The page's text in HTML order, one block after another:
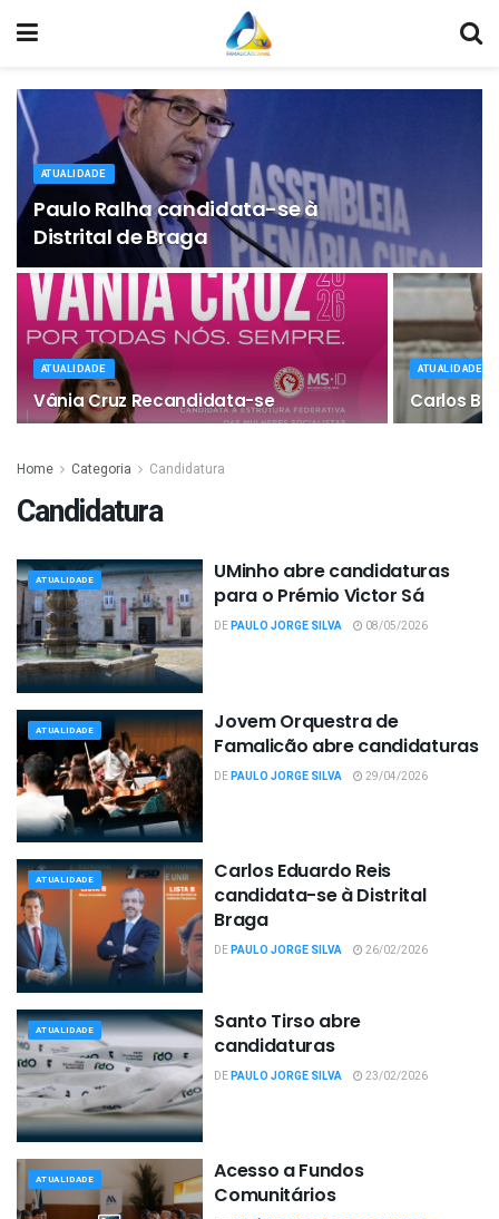
ATUALIDADE
Paulo Ralha candidata-se à
Distrital de Braga
ATUALIDADE
Vânia Cruz Recandidata-se
ATUALIDADE
Carlos
Home Categoria Candidatura
Candidatura
ATUALIDADE
UMinho abre candidaturas
para o Prémio Victor Sá
DEPAULO JORGE SILVA 08/05/2026
ATUALIDADE
Jovem Orquestra de
Famalicão abre candidaturas
DEPAULO JORGE SILVA 29/04/2026
ATUALIDADE
Carlos Eduardo Reis
candidata-se à Distrital
Braga
DEPAULO JORGE SILVA 26/02/2026
ATUALIDADE
Santo Tirso abre
candidaturas
DEPAULO JORGE SILVA 23/02/2026
ATUALIDADE
Acesso a Fundos
Comunitários